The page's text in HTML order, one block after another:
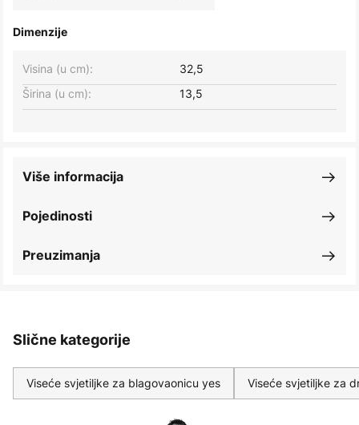
Dimenzije
Širina (u cm): 13,5
Visina (u cm): 32,5
Pojedinosti
Više informacija
Preuzimanja
Slične kategorije
Viseće svjetiljke za blagovaonicu yes Viseće svjetiljke za